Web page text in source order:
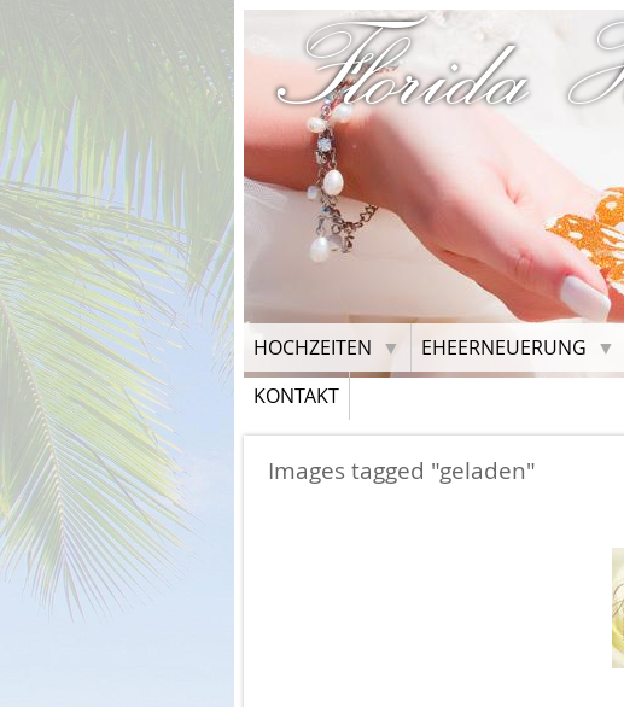
Florida
HOCHZEITEN EHEERNEUERUNG
KONTAKT
Images tagged "geladen"